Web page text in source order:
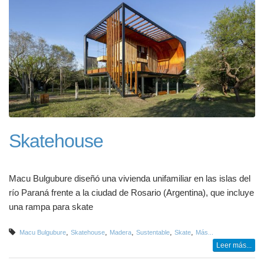
Skatehouse
Macu Bulgubure diseñó una vivienda unifamiliar en las islas del
río Paraná frente a la ciudad de Rosario (Argentina), que incluye
una rampa para skate
Macu Bulgubure Skatehouse Madera Sustentable Skate Más...
Leer más...